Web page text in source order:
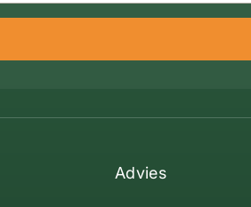
Advies